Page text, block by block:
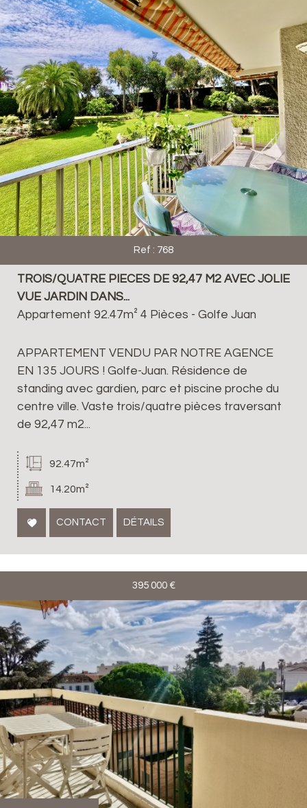
Ref : 768
TROIS/QUATRE PIECES DE 92,47 M2 AVEC JOLIE
VUE JARDIN DANS...
Appartement 92.47m² 4 Pièces - Golfe Juan
APPARTEMENT VENDU PAR NOTRE AGENCE
EN 135 JOURS ! Golfe-Juan. Résidence de
standing avec gardien, parc et piscine proche du
centre ville. Vaste trois/quatre pièces traversant
de 92,47 m2...
92.47m²
14.20m²
CONTACT DÉTAILS
395 000 €